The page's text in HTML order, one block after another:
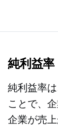
純利益率
純利益率
ことで、
企業が売